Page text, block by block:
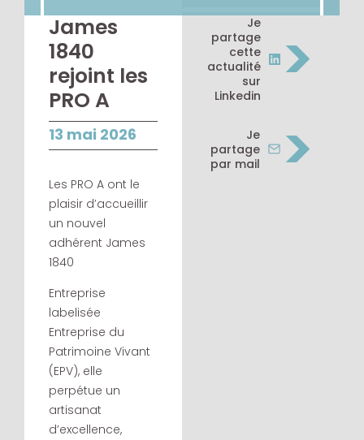
Je
partage
cette
actualité
sur
Linkedin
>
Je
partage
par mail
>
James
1840
rejoint les
PRO A
13 mai 2026
Les PRO A ont le
plaisir d’accueillir
un nouvel
adhérent James
1840
Entreprise
labelisée
Entreprise du
Patrimoine Vivant
(EPV), elle
perpétue un
artisanat
d’excellence,